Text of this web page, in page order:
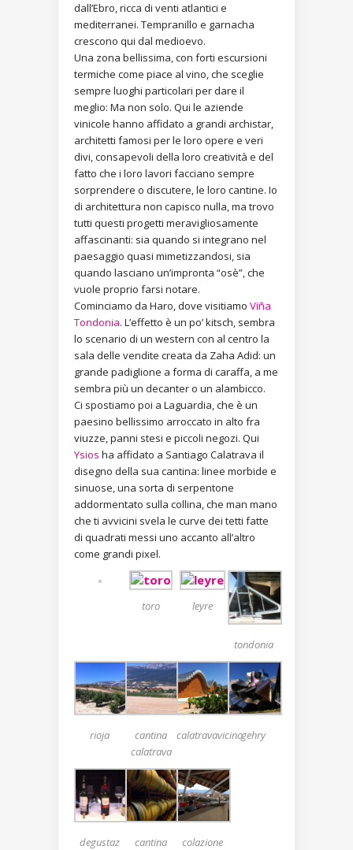
dall’Ebro, ricca di venti atlantici e
mediterranei. Tempranillo e garnacha
crescono qui dal medioevo.
Una zona bellissima, con forti escursioni
termiche come piace al vino, che sceglie
sempre luoghi particolari per dare il
meglio: Ma non solo. Qui le aziende
vinicole hanno affidato a grandi archistar,
architetti famosi per le loro opere e veri
divi, consapevoli della loro creatività e del
fatto che i loro lavori facciano sempre
sorprendere o discutere, le loro cantine. Io
di architettura non capisco nulla, ma trovo
tutti questi progetti meravigliosamente
affascinanti: sia quando si integrano nel
paesaggio quasi mimetizzandosi, sia
quando lasciano un’impronta “osè”, che
vuole proprio farsi notare.
Cominciamo da Haro, dove visitiamo Viña
Tondonia. L’effetto è un po’ kitsch, sembra
lo scenario di un western con al centro la
sala delle vendite creata da Zaha Adid: un
grande padiglione a forma di caraffa, a me
sembra più un decanter o un alambicco.
Ci spostiamo poi a Laguardia, che è un
paesino bellissimo arroccato in alto fra
viuzze, panni stesi e piccoli negozi. Qui
Ysios ha affidato a Santiago Calatrava il
disegno della sua cantina: linee morbide e
sinuose, una sorta di serpentone
addormentato sulla collina, che man mano
che ti avvicini svela le curve dei tetti fatte
di quadrati messi uno accanto all’altro
come grandi pixel.
toro leyre
tondonia
rioja
cantina
calatrava
calatravavicinogehry
degustaz
cantina
colazione